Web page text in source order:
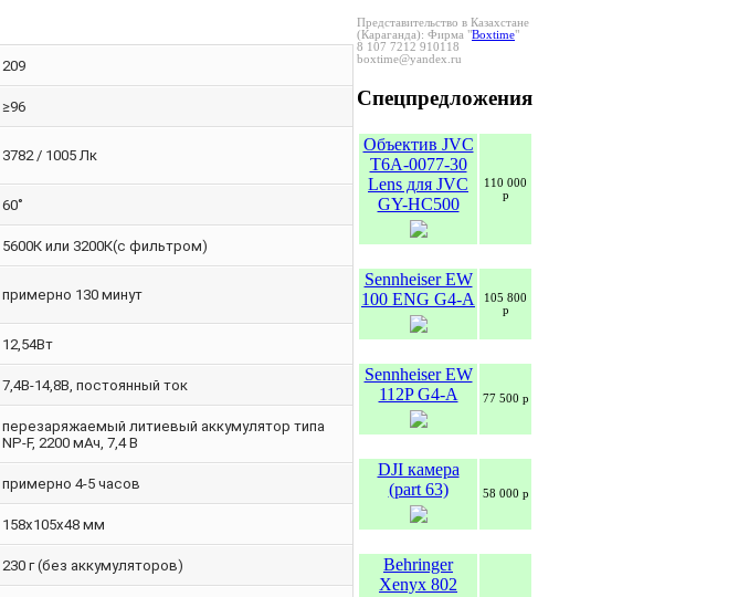
209
≥96
3782 / 1005 Лк
60˚
5600К или 3200К(с фильтром)
примерно 130 минут
12,54Вт
7,4В-14,8В, постоянный ток
перезаряжаемый литиевый аккумулятор типа
NP-F, 2200 мАч, 7,4 В
примерно 4-5 часов
158х105х48 мм
230 г (без аккумуляторов)
Представительство в Казахстане
(Караганда): Фирма "Boxtime"
8 107 7212 910118
boxtime@yandex.ru
Спецпредложения
Объектив JVC
T6A-0077-30
Lens для JVC
GY-HC500
110 000
р
Sennheiser EW
100 ENG G4-A
105 800
р
Sennheiser EW
112P G4-A
77 500 р
DJI камера
(part 63)
58 000 р
Behringer
Xenyx 802